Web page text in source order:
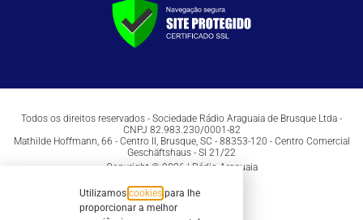
Todos os direitos reservados - Sociedade Rádio Araguaia de Brusque Ltda -
CNPJ 82.983.230/0001-82
Mathilde Hoffmann, 66 - Centro II, Brusque, SC - 88353-120 - Centro Comercial
Geschäftshaus - Sl 21/22
Copyright © 2026 | Rádio Araguaia
Utilizamos cookies para lhe
proporcionar a melhor